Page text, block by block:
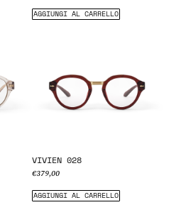
AGGIUNGI AL CARRELLO
VIVIEN 028
€379,00
AGGIUNGI AL CARRELLO